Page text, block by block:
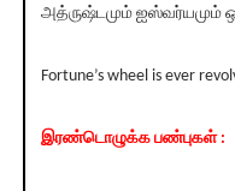
அத்ருஷ்டமும் ஐஸ்வர்யமும்
Fortune’s wheel is ever
இரண்டொழுக்க பண்புகள் :